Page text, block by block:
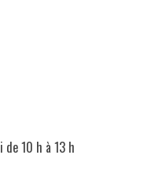
de 10 h à 13 h